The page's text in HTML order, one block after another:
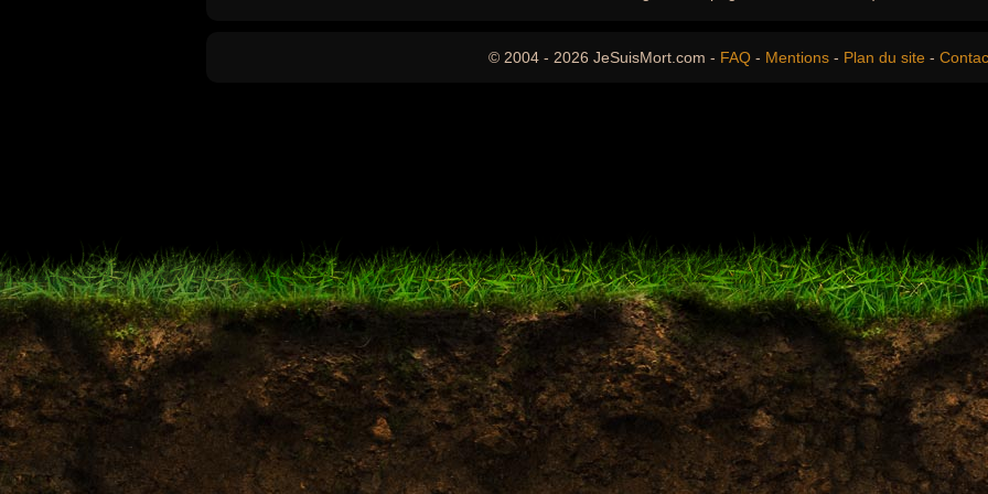
© 2004 - 2026 JeSuisMort.com - FAQ - Mentions - Plan du site -